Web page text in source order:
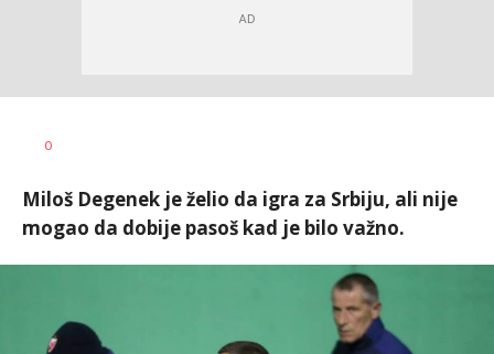
AUTOR
0
Miloš Degenek je želio da igra za Srbiju, ali nije
mogao da dobije pasoš kad je bilo važno.